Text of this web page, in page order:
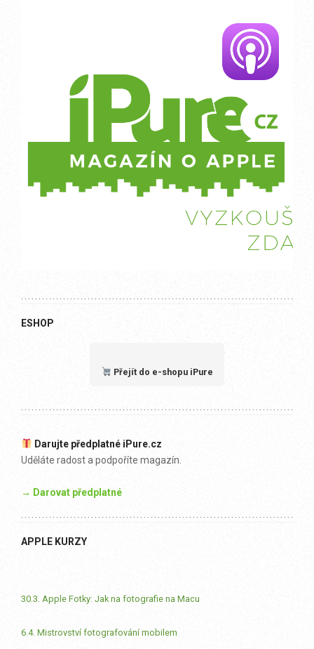
ESHOP
Přejít do e-shopu iPure
Darujte předplatné iPure.cz
Uděláte radost a podpoříte magazín.
→ Darovat předplatné
APPLE KURZY
30.3. Apple Fotky: Jak na fotografie na Macu
6.4. Mistrovství fotografování mobilem